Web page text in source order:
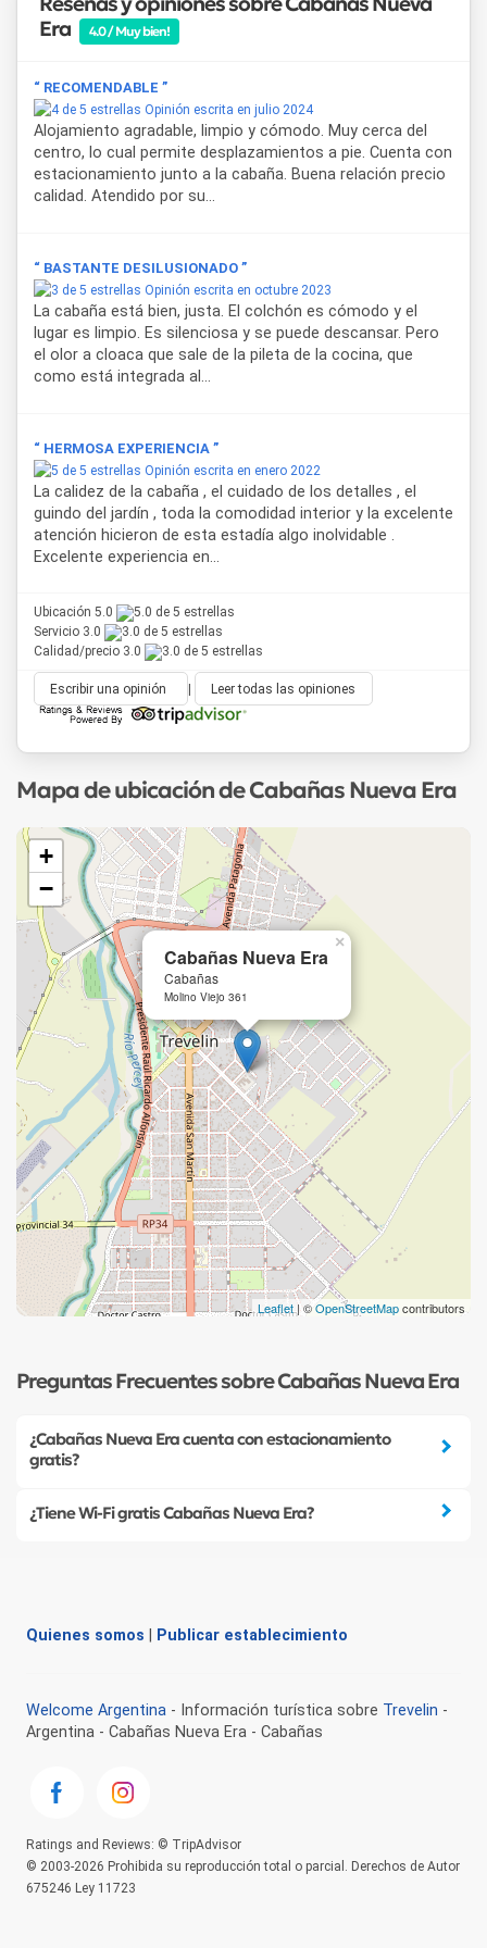
Era
4.0 / Muy bien!
“ RECOMENDABLE ”
Opinión escrita en julio 2024
Alojamiento agradable, limpio y cómodo. Muy cerca del
centro, lo cual permite desplazamientos a pie. Cuenta con
estacionamiento junto a la cabaña. Buena relación precio
calidad. Atendido por su...
“ BASTANTE DESILUSIONADO ”
Opinión escrita en octubre 2023
La cabaña está bien, justa. El colchón es cómodo y el
lugar es limpio. Es silenciosa y se puede descansar. Pero
el olor a cloaca que sale de la pileta de la cocina, que
como está integrada al...
“ HERMOSA EXPERIENCIA ”
Opinión escrita en enero 2022
La calidez de la cabaña , el cuidado de los detalles , el
guindo del jardín , toda la comodidad interior y la excelente
atención hicieron de esta estadía algo inolvidable .
Excelente experiencia en...
Ubicación 5.0
Servicio 3.0
Calidad/precio 3.0
Escribir una opinión Leer todas las opiniones
Mapa de ubicación de Cabañas Nueva Era
Cabañas Nueva Era
Cabañas
Molino Viejo 361
×
+
−
Leaflet| ©OpenStreetMapcontributors
Preguntas Frecuentes sobre Cabañas Nueva Era
¿Cabañas Nueva Era cuenta con estacionamiento
gratis?
¿Tiene Wi-Fi gratis Cabañas Nueva Era?
Quienes somos Publicar establecimiento
Welcome Argentina - Información turística sobre Trevelin -
Argentina - Cabañas Nueva Era - Cabañas
Ratings and Reviews: © TripAdvisor
© 2003-2026 Prohibida su reproducción total o parcial. Derechos de Autor
675246 Ley 11723